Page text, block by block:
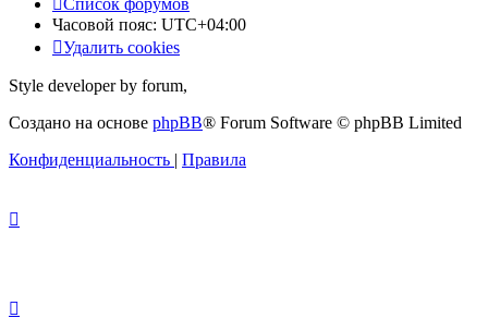
Список форумов
Часовой пояс: UTC+04:00
Удалить cookies
Style developer by forum,
Создано на основе phpBB® Forum Software © phpBB Limited
Конфиденциальность | Правила